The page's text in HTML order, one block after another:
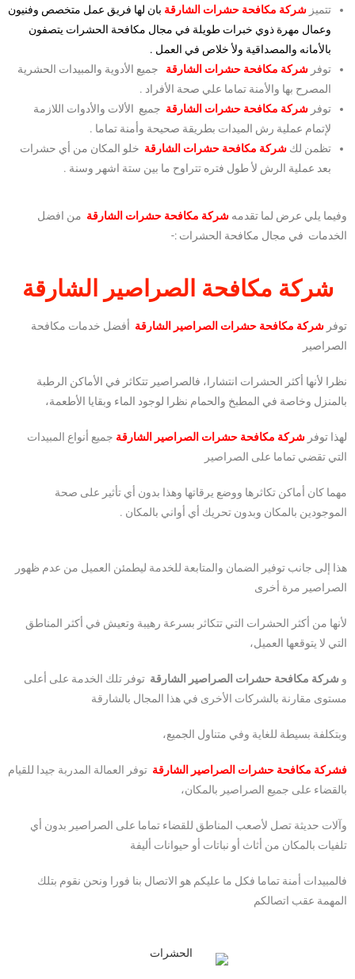
تتميز شركة مكافحة حشرات الشارقة بان لها فريق عمل متخصص وفنيون
وعمال مهرة ذوي خبرات طويلة في مجال مكافحة الحشرات يتصفون
بالأمانه والمصداقية ولأ خلاص في العمل .
توفر شركة مكافحة حشرات الشارقة
جميع الأدوية والمبيدات الحشرية
المصرح بها والأمنة تماما علي صحة الأفراد .
توفر شركة مكافحة حشرات الشارقة جميع الألات والأدوات اللازمة
لإتمام عملية رش الميدات بطريقة صحيحة وأمنة تماما .
تظمن لك شركة مكافحة حشرات الشارقة خلو المكان من أي حشرات
بعد عملية الرش لأ طول فتره تتراوح ما بين ستة اشهر وسنة .
وفيما يلي عرض لما تقدمه شركة مكافحة حشرات الشارقة من افضل
الخدمات في مجال مكافحة الحشرات :-
شركة مكافحة الصراصير الشارقة
توفر شركة مكافحة حشرات الصراصير الشارقة أفضل خدمات مكافحة
الصراصير
نظرا لأنها أكثر الحشرات انتشارا، فالصراصير تتكاثر في الأماكن الرطبة
بالمنزل وخاصة في المطبخ والحمام نظرا لوجود الماء وبقايا الأطعمة،
لهذا توفر شركة مكافحة حشرات الصراصير الشارقة جميع أنواع المبيدات
التي تقضي تماما على الصراصير
مهما كان أماكن تكاثرها ووضع يرقاتها وهذا بدون أي تأثير على صحة
الموجودين بالمكان وبدون تحريك أي أواني بالمكان .
هذا إلى جانب توفير الضمان والمتابعة للخدمة ليطمئن العميل من عدم ظهور
الصراصير مرة أخرى
لأنها من أكثر الحشرات التي تتكاثر بسرعة رهيبة وتعيش في أكثر المناطق
التي لا يتوقعها العميل،
و شركة مكافحة حشرات الصراصير الشارقة توفر تلك الخدمة على أعلى
مستوى مقارنة بالشركات الأخرى في هذا المجال بالشارقة
وبتكلفة بسيطة للغاية وفي متناول الجميع،
فشركة مكافحة حشرات الصراصير الشارقة توفر العمالة المدربة جيدا للقيام
بالقضاء على جميع الصراصير بالمكان،
وآلات حديثة تصل لأصعب المناطق للقضاء تماما على الصراصير بدون أي
تلفيات بالمكان من أثاث أو نباتات أو حيوانات أليفة
فالمبيدات أمنة تماما فكل ما عليكم هو الاتصال بنا فورا ونحن نقوم بتلك
المهمة عقب اتصالكم